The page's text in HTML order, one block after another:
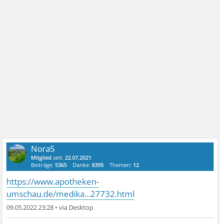
Nora5
Mitglied seit:22.07.2021
Beiträge:5365 Danke:8395 Themen: 12
https://www.apotheken-
umschau.de/medika...27732.html
09.05.2022 23:28 •